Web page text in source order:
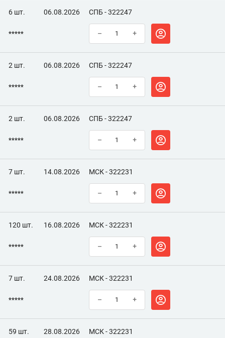
6 шт. 06.08.2026 СПБ - 322247
***** – +
2 шт. 06.08.2026 СПБ - 322247
***** – +
2 шт. 06.08.2026 СПБ - 322247
***** – +
7 шт. 14.08.2026 МСК - 322231
***** – +
120 шт. 16.08.2026 МСК - 322231
***** – +
7 шт. 24.08.2026 МСК - 322231
***** – +
59 шт. 28.08.2026 МСК - 322231